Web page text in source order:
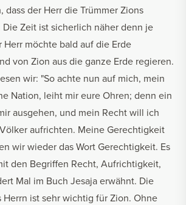
dass der Herr die Trümmer Zions
Zeit ist sicherlich näher denn je
Herr möchte bald auf die Erde
von Zion aus die ganze Erde regieren.
wir: "So achte nun auf mich, mein
Nation, leiht mir eure Ohren; denn ein
ausgehen, und mein Recht will ich
aufrichten. Meine Gerechtigkeit
wir wieder das Wort Gerechtigkeit. Es
den Begriffen Recht, Aufrichtigkeit,
Mal im Buch Jesaja erwähnt. Die
ist sehr wichtig für Zion. Ohne